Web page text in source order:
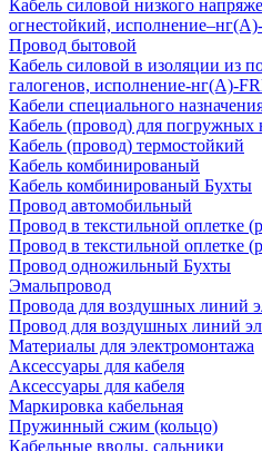
Кабель силовой низкого
огнестойкий,
Провод бытовой
Кабель силовой в изоляции из
галогенов, исполнение-нг(А)-
Кабели специального
Кабель (провод) для погружных
Кабель (провод) термостойкий
Кабель комбинированый
Кабель комбинированый Бухты
Провод автомобильный
Провод в текстильной оплетке
Провод в текстильной оплетке
Провод одножильный Бухты
Эмальпровод
Провода для воздушных линий
Провод для воздушных линий
Материалы для электромонтажа
Аксессуары для кабеля
Аксессуары для кабеля
Маркировка кабельная
Пружинный сжим (кольцо)
Кабельные вводы, сальники